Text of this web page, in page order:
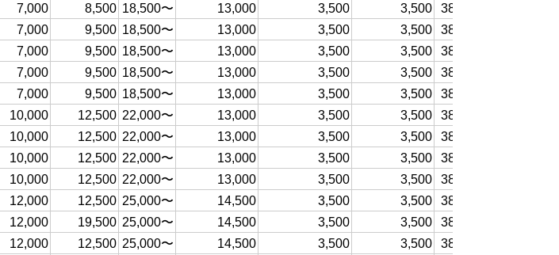
7,000 8,500 18,500〜 13,000 3,500 3,500
38,500～
7,000 9,500 18,500〜 13,000 3,500 3,500
38,500～
7,000 9,500 18,500〜 13,000 3,500 3,500
38,500～
7,000 9,500 18,500〜 13,000 3,500 3,500
38,500～
7,000 9,500 18,500〜 13,000 3,500 3,500
38,500～
10,000 12,500 22,000〜 13,000 3,500 3,500
38,500～
10,000 12,500 22,000〜 13,000 3,500 3,500
38,500～
10,000 12,500 22,000〜 13,000 3,500 3,500
38,500～
10,000 12,500 22,000〜 13,000 3,500 3,500
38,500～
12,000 12,500 25,000〜 14,500 3,500 3,500
38,500～
12,000 19,500 25,000〜 14,500 3,500 3,500
38,500～
12,000 12,500 25,000〜 14,500 3,500 3,500
38,500～